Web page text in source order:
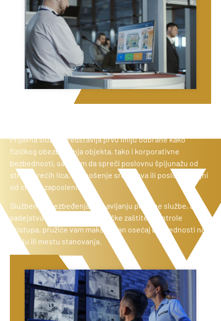
Prijavna služba predstavlja prvu liniju odbrane kako
fizičkog obezbeđenja objekta, tako i korporativne
bezbednosti, sa ciljem da spreči poslovnu špijunažu od
strane trećih lica, ili iznošenje sredstava ili poslovnih tajni
od strane zaposlenih.
Službenik obezbeđenja u obavljanju prijavne službe, a u
sadejstvu sa sistemima tehničke zaštite i kontrole
pristupa, pružiće vam maksimalan osećaj bezbednosti na
poslu ili mestu stanovanja.